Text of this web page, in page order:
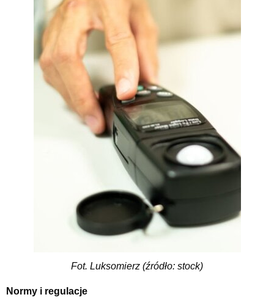
Fot. Luksomierz (źródło: stock)
Normy i regulacje